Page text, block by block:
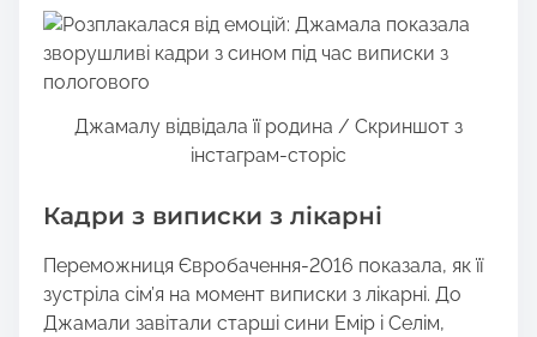
Джамалу відвідала її родина / Скриншот з
інстаграм-сторіс
Кадри з виписки з лікарні
Переможниця Євробачення-2016 показала, як її
зустріла сім’я на момент виписки з лікарні. До
Джамали завітали старші сини Емір і Селім,